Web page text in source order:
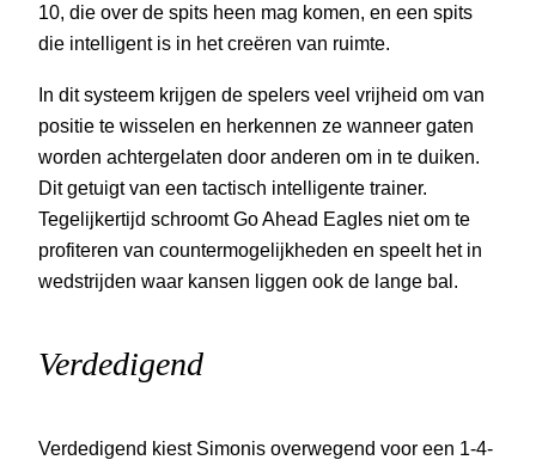
10, die over de spits heen mag komen, en een spits
die intelligent is in het creëren van ruimte.
In dit systeem krijgen de spelers veel vrijheid om van
positie te wisselen en herkennen ze wanneer gaten
worden achtergelaten door anderen om in te duiken.
Dit getuigt van een tactisch intelligente trainer.
Tegelijkertijd schroomt Go Ahead Eagles niet om te
profiteren van countermogelijkheden en speelt het in
wedstrijden waar kansen liggen ook de lange bal.
Verdedigend
Verdedigend kiest Simonis overwegend voor een 1-4-